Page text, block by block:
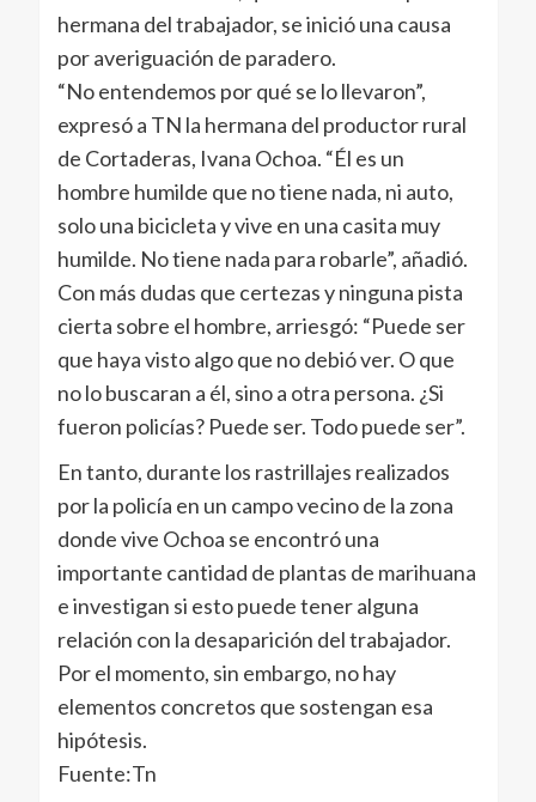
hermana del trabajador, se inició una causa
por averiguación de paradero.
“No entendemos por qué se lo llevaron”,
expresó a TN la hermana del productor rural
de Cortaderas, Ivana Ochoa. “Él es un
hombre humilde que no tiene nada, ni auto,
solo una bicicleta y vive en una casita muy
humilde. No tiene nada para robarle”, añadió.
Con más dudas que certezas y ninguna pista
cierta sobre el hombre, arriesgó: “Puede ser
que haya visto algo que no debió ver. O que
no lo buscaran a él, sino a otra persona. ¿Si
fueron policías? Puede ser. Todo puede ser”.
En tanto, durante los rastrillajes realizados
por la policía en un campo vecino de la zona
donde vive Ochoa se encontró una
importante cantidad de plantas de marihuana
e investigan si esto puede tener alguna
relación con la desaparición del trabajador.
Por el momento, sin embargo, no hay
elementos concretos que sostengan esa
hipótesis.
Fuente:Tn